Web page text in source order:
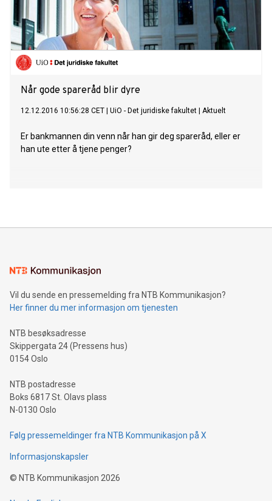
Når gode spareråd blir dyre
12.12.2016 10:56:28 CET UiO - Det juridiske fakultet Aktuelt
Er bankmannen din venn når han gir deg spareråd, eller er
han ute etter å tjene penger?
Vil du sende en pressemelding fra NTB Kommunikasjon?
Her finner du mer informasjon om tjenesten
NTB besøksadresse
Skippergata 24 (Pressens hus)
0154 Oslo
NTB postadresse
Boks 6817 St. Olavs plass
N-0130 Oslo
Følg pressemeldinger fra NTB Kommunikasjon på X
Informasjonskapsler
© NTB Kommunikasjon 2026